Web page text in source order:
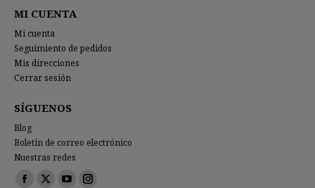
MI CUENTA
Mi cuenta
Seguimiento de pedidos
Mis direcciones
Cerrar sesión
SÍGUENOS
Blog
Boletín de correo electrónico
Nuestras redes
Encuéntranos en: